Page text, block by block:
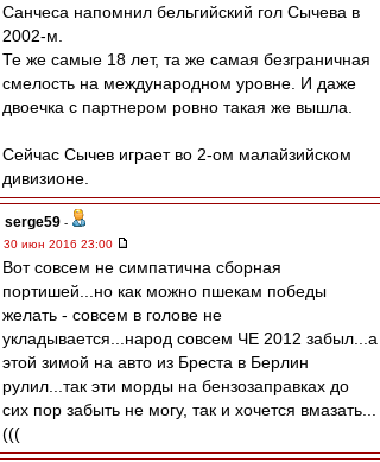
Санчеса напомнил бельгийский гол Сычева в
2002-м.
Те же самые 18 лет, та же самая безграничная
смелость на международном уровне. И даже
двоечка с партнером ровно такая же вышла.
Сейчас Сычев играет во 2-ом малайзийском
дивизионе.
serge59 -
30 июн 2016 23:00
Вот совсем не симпатична сборная
портишей...но как можно пшекам победы
желать - совсем в голове не
укладывается...народ совсем ЧЕ 2012 забыл...а
этой зимой на авто из Бреста в Берлин
рулил...так эти морды на бензозаправках до
сих пор забыть не могу, так и хочется вмазать...
(((